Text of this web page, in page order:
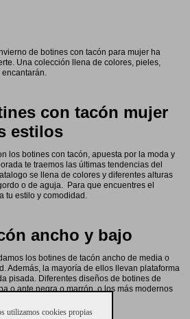
de botines con tacón para mujer ha
Una colección llena de colores, pieles,
encantarán.
con tacón mujer
estilos
los botines con tacón, apuesta por la moda y
te traemos las últimas tendencias del
se llena de colores y diferentes alturas
o de aguja. Para que encuentres el
tu estilo y comodidad.
ancho y bajo
los botines de tacón ancho de media o
Además, la mayoría de ellos llevan plataforma
pisada. Diferentes diseños de botines de
o ante negra o marrón, o los más modernos
print.
utilizamos cookies propias